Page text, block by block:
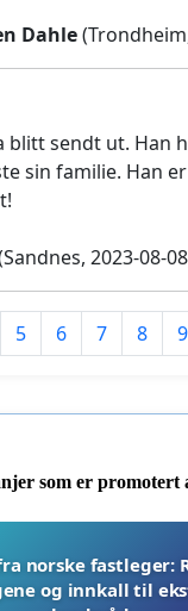
Dahle
blitt sendt ut. Han
sin familie. Han
2023-08-
5 6 7 8 9
som er promotert
norske fastleger:
og innkall til